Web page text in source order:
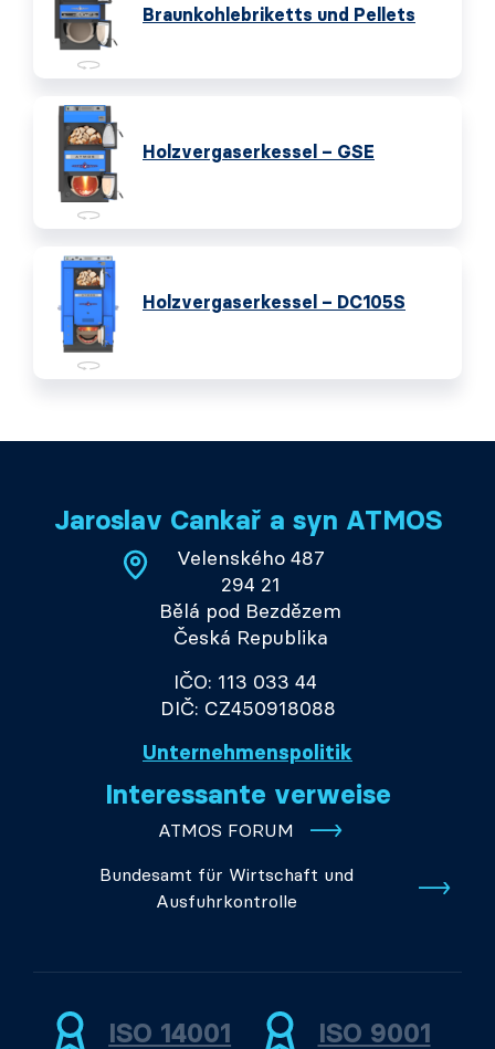
Braunkohlebriketts und Pellets
Holzvergaserkessel – GSE
Holzvergaserkessel – DC105S
Jaroslav Cankař a syn ATMOS
Velenského 487
294 21
Bělá pod Bezdězem
Česká Republika
IČO: 113 033 44
DIČ: CZ450918088
Unternehmenspolitik
Interessante verweise
ATMOS FORUM
Bundesamt für Wirtschaft und
Ausfuhrkontrolle
ISO 14001 ISO 9001